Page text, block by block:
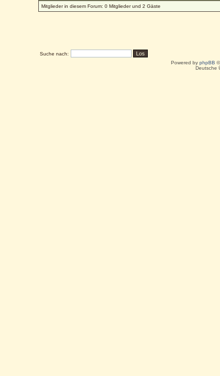
Mitglieder in diesem Forum: 0 Mitglieder und 2 Gäste
Suche nach:
Powered by phpBB
Deutsche